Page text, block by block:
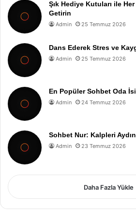
Şık Hediye Kutuları ile
Getirin
Admin 25 Temmuz 2026
Dans Ederek Stres ve
Admin 25 Temmuz 2026
En Popüler Sohbet Oda
Admin 24 Temmuz 2026
Sohbet Nur: Kalpleri
Admin 23 Temmuz 2026
Daha Fazla Yükle